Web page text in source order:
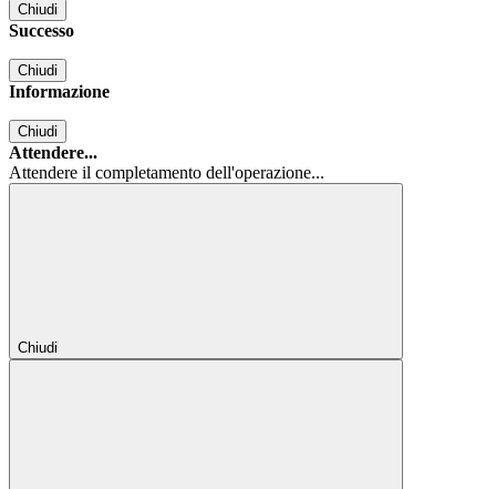
Chiudi
Successo
Chiudi
Informazione
Chiudi
Attendere...
Attendere il completamento dell'operazione...
Chiudi